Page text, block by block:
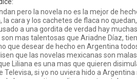
pero la novela no es la mejor de
la cara y los cachetes de flaca no
a una gordita de verdad hay
mas talentosas que Ariadne Díaz,
que desear de hecho en Argentina
que las novelas mexicanas son
Liliana es una mas que quieren
Televisa, si yo no uviera hido a